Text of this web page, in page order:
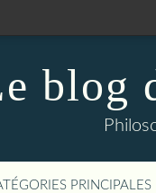
blog
PRINCIPALES